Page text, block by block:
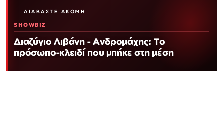
ΔΙΑΒΆΣΤΕ ΑΚΌΜΗ
SHOWBIZ
Διαζύγιο Λιβάνη - Ανδρομάχης: Το
πρόσωπο-κλειδί που μπήκε στη μέση